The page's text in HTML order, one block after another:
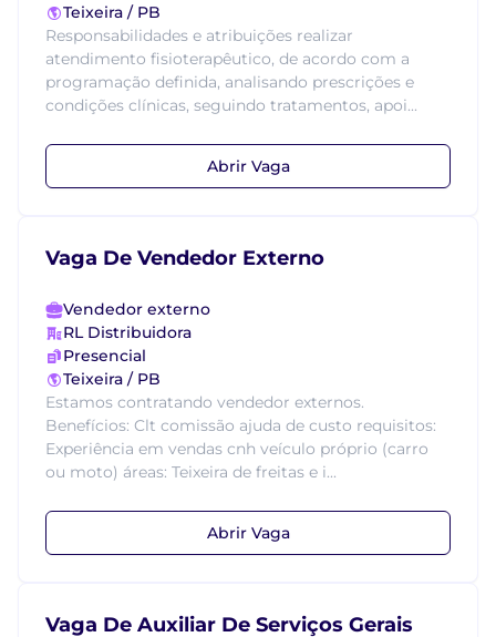
Teixeira / PB
Responsabilidades e atribuições realizar
atendimento fisioterapêutico, de acordo com a
programação definida, analisando prescrições e
condições clínicas, seguindo tratamentos, apoi...
Abrir Vaga
Vaga De Vendedor Externo
Vendedor externo
RL Distribuidora
Presencial
Teixeira / PB
Estamos contratando vendedor externos.
Benefícios: Clt comissão ajuda de custo requisitos:
Experiência em vendas cnh veículo próprio (carro
ou moto) áreas: Teixeira de freitas e i...
Abrir Vaga
Vaga De Auxiliar De Serviços Gerais